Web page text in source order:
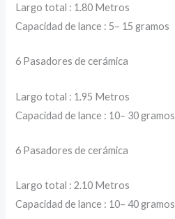
Largo total : 1.80 Metros
Capacidad de lance : 5– 15 gramos
6 Pasadores de cerámica
Largo total : 1.95 Metros
Capacidad de lance : 10– 30 gramos
6 Pasadores de cerámica
Largo total : 2.10 Metros
Capacidad de lance : 10– 40 gramos